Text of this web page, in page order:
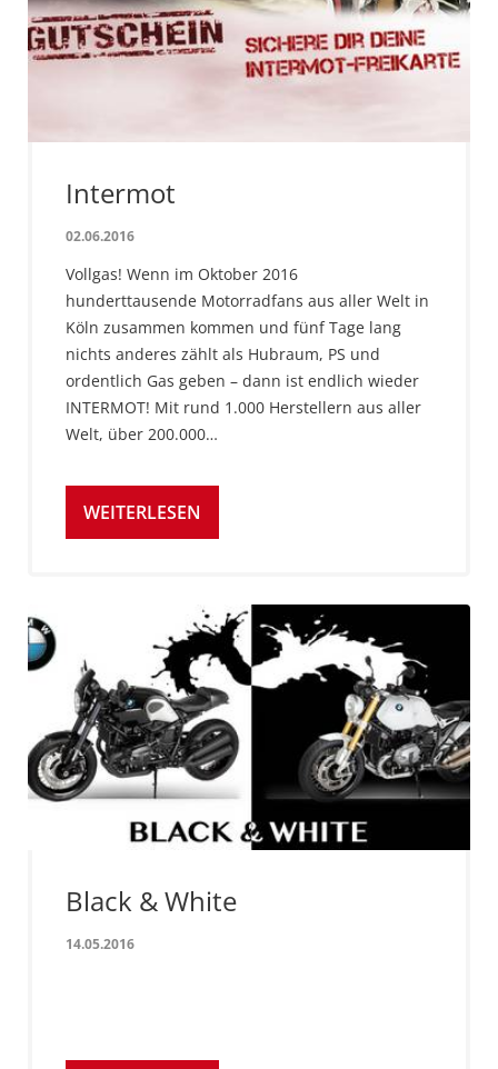
Intermot
02.06.2016
Vollgas! Wenn im Oktober 2016
hunderttausende Motorradfans aus aller Welt in
Köln zusammen kommen und fünf Tage lang
nichts anderes zählt als Hubraum, PS und
ordentlich Gas geben – dann ist endlich wieder
INTERMOT! Mit rund 1.000 Herstellern aus aller
Welt, über 200.000…
WEITERLESEN
Black & White
14.05.2016